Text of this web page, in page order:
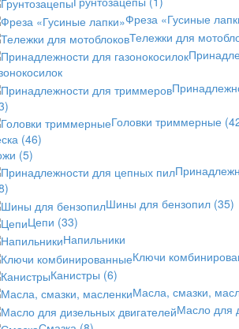
Фреза «Гусиные
Тележки для
Головки триммерные
(46)
(5)
Шины для бензопил (35)
Цепи (33)
Напильники
Ключи
Канистры (6)
Масла, смазки,
Масло для